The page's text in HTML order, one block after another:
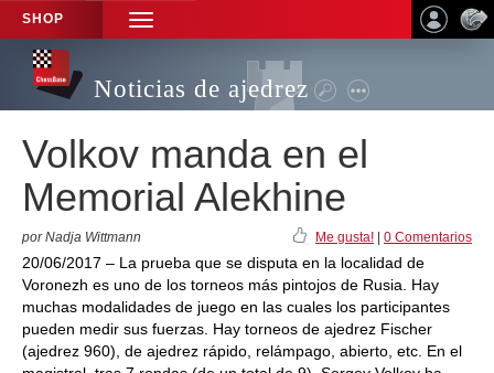
SHOP
TOGGLE
NAVIGATION
Noticias de ajedrez
Volkov manda en el
Memorial Alekhine
por Nadja Wittmann Me gusta! 0 Comentarios
20/06/2017 – La prueba que se disputa en la localidad de
Voronezh es uno de los torneos más pintojos de Rusia. Hay
muchas modalidades de juego en las cuales los participantes
pueden medir sus fuerzas. Hay torneos de ajedrez Fischer
(ajedrez 960), de ajedrez rápido, relámpago, abierto, etc. En el